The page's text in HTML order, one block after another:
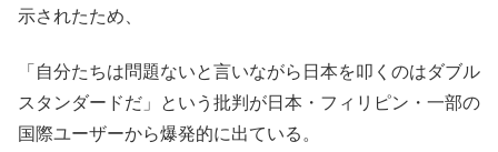
示されたため、
「自分たちは問題ないと言いながら日本を叩くのはダブル
スタンダードだ」という批判が日本・フィリピン・一部の
国際ユーザーから爆発的に出ている。